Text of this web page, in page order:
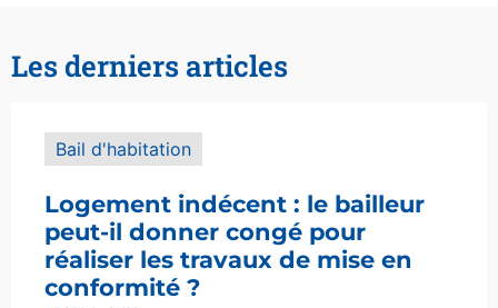
Les derniers articles
Bail d'habitation
Logement indécent : le bailleur
peut-il donner congé pour
réaliser les travaux de mise en
conformité ?